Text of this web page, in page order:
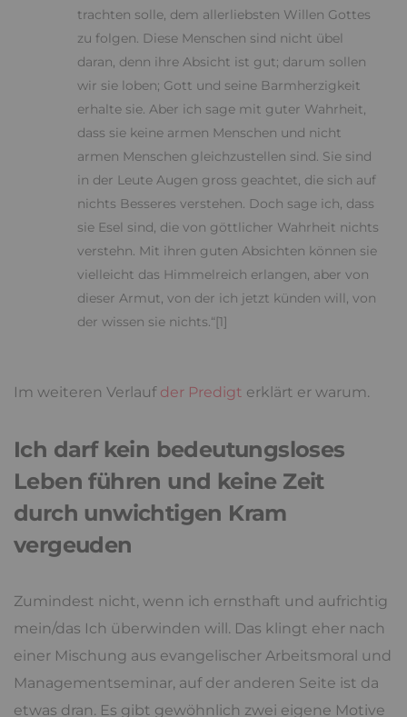
trachten solle, dem allerliebsten Willen Gottes
zu folgen. Diese Menschen sind nicht übel
daran, denn ihre Absicht ist gut; darum sollen
wir sie loben; Gott und seine Barmherzigkeit
erhalte sie. Aber ich sage mit guter Wahrheit,
dass sie keine armen Menschen und nicht
armen Menschen gleichzustellen sind. Sie sind
in der Leute Augen gross geachtet, die sich auf
nichts Besseres verstehen. Doch sage ich, dass
sie Esel sind, die von göttlicher Wahrheit nichts
verstehn. Mit ihren guten Absichten können sie
vielleicht das Himmelreich erlangen, aber von
dieser Armut, von der ich jetzt künden will, von
der wissen sie nichts.“[1]
Im weiteren Verlauf der Predigt erklärt er warum.
Ich darf kein bedeutungsloses
Leben führen und keine Zeit
durch unwichtigen Kram
vergeuden
Zumindest nicht, wenn ich ernsthaft und aufrichtig
mein/das Ich überwinden will. Das klingt eher nach
einer Mischung aus evangelischer Arbeitsmoral und
Managementseminar, auf der anderen Seite ist da
etwas dran. Es gibt gewöhnlich zwei eigene Motive